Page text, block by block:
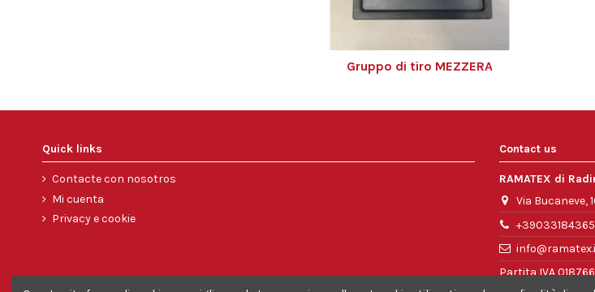
Gruppo di tiro MEZZERA
Quick links
Contacte con nosotros
Mi cuenta
Privacy e cookie
Contact us
RAMATEX di
Via Bucaneve,
Partita IVA